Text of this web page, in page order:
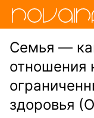
Семья —
отношения
здоровья